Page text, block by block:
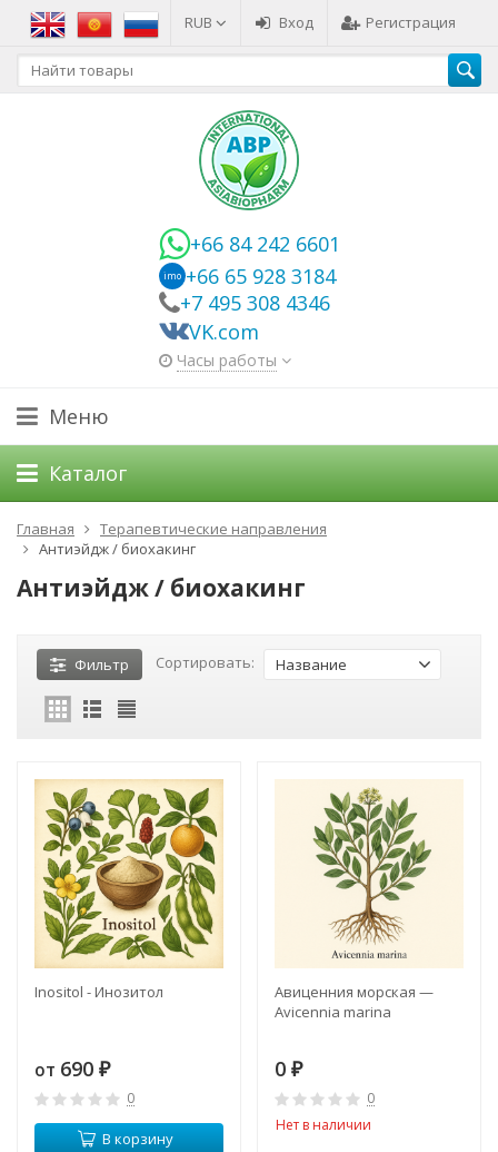
RUB Вход Регистрация
+66 84 242 6601
imo +66 65 928 3184
+7 495 308 4346
VK.com
Часы работы
Меню
Каталог
Главная
Терапевтические направления
Антиэйдж / биохакинг
Антиэйдж / биохакинг
Фильтр Сортировать: Название
Inositol - Инозитол
от 690 ₽
0
В корзину
Авиценния морская —
Avicennia marina
0 ₽
0
Нет в наличии